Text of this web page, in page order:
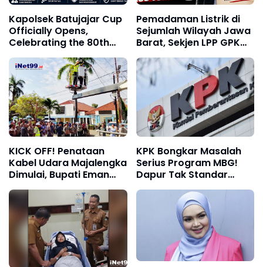
Kapolsek Batujajar Cup
Officially Opens,
Celebrating the 80th
Anniversary of
Bhayangkara Day 2026
Pemadaman Listrik di
Sejumlah Wilayah Jawa
Barat, Sekjen LPP GPK
Andi: Dorong Evaluasi
Sistem Kelistrikan
Nasional
KICK OFF! Penataan
Kabel Udara Majalengka
Dimulai, Bupati Eman
Suherman Targetkan
Kota Lebih Rapi dan
Aman
KPK Bongkar Masalah
Serius Program MBG!
Dapur Tak Standar
hingga Dugaan
Keracunan Terungkap